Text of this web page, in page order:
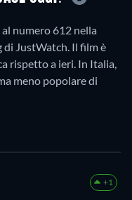
numero 612 nella
JustWatch. Il film è
rispetto a ieri. In Italia,
meno popolare di
+1